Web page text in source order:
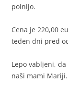
polnijo.
Cena je 220,00
teden dni pred
Lepo vabljeni,
naši mami Mariji.